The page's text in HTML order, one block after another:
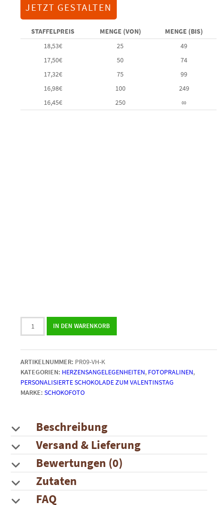
JETZT GESTALTEN
STAFFELPREIS MENGE (VON)
MENGE (BIS)
18,53€ 25
49
17,50€ 50
74
17,32€ 75
99
16,98€ 100
249
16,45€ 250 ∞
9er
ValentinsPralinen
Herzdeckel
(3
verschiedene
Fotos)
Menge
IN DEN WARENKORB
ARTIKELNUMMER: PR09-VH-K
KATEGORIEN: HERZENSANGELEGENHEITEN, FOTOPRALINEN,
PERSONALISIERTE SCHOKOLADE ZUM VALENTINSTAG
MARKE:SCHOKOFOTO
Beschreibung
Versand & Lieferung
Bewertungen (0)
Zutaten
FAQ